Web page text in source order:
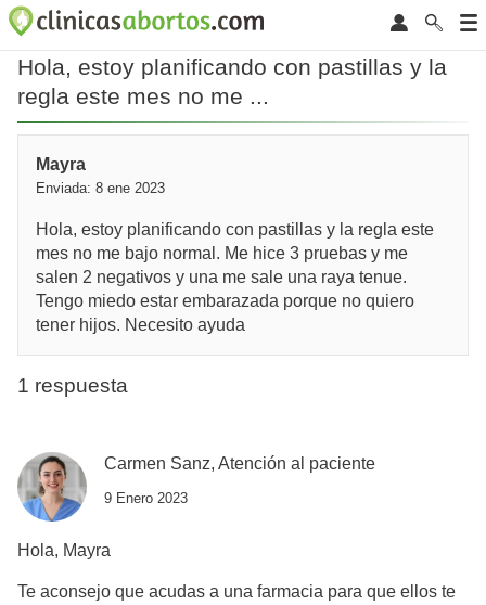
Hola, estoy planificando con pastillas y la
regla este mes no me ...
Mayra
Enviada: 8 ene 2023
Hola, estoy planificando con pastillas y la regla este
mes no me bajo normal. Me hice 3 pruebas y me
salen 2 negativos y una me sale una raya tenue.
Tengo miedo estar embarazada porque no quiero
tener hijos. Necesito ayuda
1 respuesta
Carmen Sanz, Atención al paciente
9 Enero 2023
Hola, Mayra
Te aconsejo que acudas a una farmacia para que ellos te